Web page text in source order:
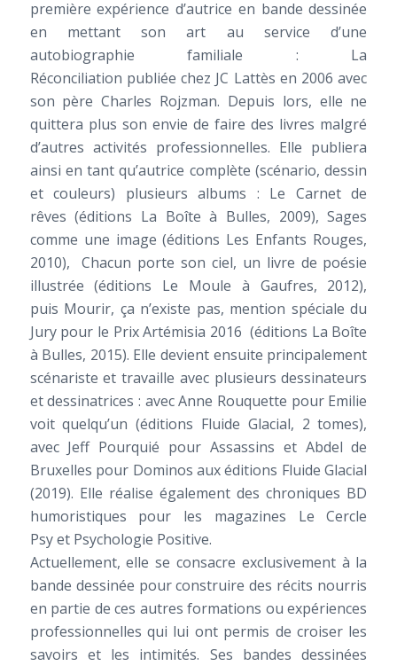
première expérience d’autrice en bande dessinée
en mettant son art au service d’une
autobiographie familiale : La
Réconciliation publiée chez JC Lattès en 2006 avec
son père Charles Rojzman. Depuis lors, elle ne
quittera plus son envie de faire des livres malgré
d’autres activités professionnelles. Elle publiera
ainsi en tant qu’autrice complète (scénario, dessin
et couleurs) plusieurs albums : Le Carnet de
rêves (éditions La Boîte à Bulles, 2009), Sages
comme une image (éditions Les Enfants Rouges,
2010),Chacun porte son ciel, un livre de poésie
illustrée (éditions Le Moule à Gaufres, 2012),
puis Mourir, ça n’existe pas, mention spéciale du
Jury pour le Prix Artémisia 2016 (éditions La Boîte
à Bulles, 2015). Elle devient ensuite principalement
scénariste et travaille avec plusieurs dessinateurs
et dessinatrices : avec Anne Rouquette pour Emilie
voit quelqu’un (éditions Fluide Glacial, 2 tomes),
avec Jeff Pourquié pour Assassins et Abdel de
Bruxelles pour Dominos aux éditions Fluide Glacial
(2019). Elle réalise également des chroniques BD
humoristiques pour les magazines Le Cercle
Psyet Psychologie Positive.
Actuellement, elle se consacre exclusivement à la
bande dessinée pour construire des récits nourris
en partie de ces autres formations ou expériences
professionnelles qui lui ont permis de croiser les
savoirs et les intimités. Ses bandes dessinées